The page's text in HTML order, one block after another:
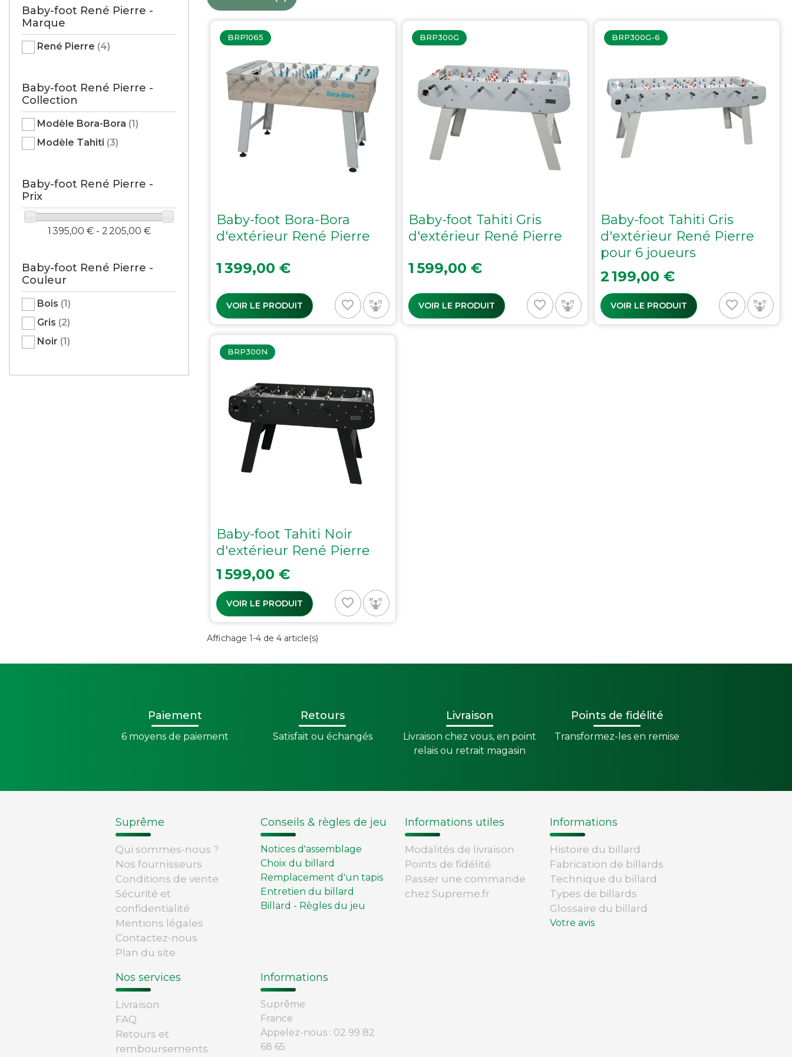
Loisir
Bancs et Tabourets
Support de Plateau
Américaines
Françaises
Pool
Snooker
Entrainement
Lots avec billes
Pétanque
Accessoires
ACCESSOIRES JOUEURS
Craies
Compteurs de points
MAINTENANCE ET ENTRETIEN
Brosses
Housses
Tapis
Pièces détachées
Chutes de tapis issues de fin de rouleaux
Baby-foot Supreme
Baby-foot René Pierre
Flipper
Boules
Sacoches
Planches et packs
Jeu Palets
Baby-foot René Pierre -
Marque
René Pierre (4)
Baby-foot René Pierre -
Collection
Modèle Bora-Bora (1)
Modèle Tahiti (3)
Baby-foot René Pierre -
Prix
1 395,00 € - 2 205,00 €
Baby-foot René Pierre -
Couleur
Bois (1)
Gris (2)
Noir (1)
BRP1065
Baby-foot Bora-Bora
d'extérieur René Pierre
Prix
1 399,00 €
VOIR LE PRODUIT favorite_border
BRP300G
Baby-foot Tahiti Gris
d'extérieur René Pierre
Prix
1 599,00 €
VOIR LE PRODUIT favorite_border
BRP300G-6
Baby-foot Tahiti Gris
d'extérieur René Pierre
pour 6 joueurs
Prix
2 199,00 €
VOIR LE PRODUIT favorite_border
BRP300N
Baby-foot Tahiti Noir
d'extérieur René Pierre
Prix
1 599,00 €
VOIR LE PRODUIT favorite_border
Affichage 1-4 de 4 article(s)
Paiement
6 moyens de paiement
Retours
Satisfait ou échangés
Livraison
Livraison chez vous, en point
relais ou retrait magasin
Points de fidélité
Transformez-les en remise
Suprême
Qui sommes-nous ?
Nos fournisseurs
Conditions de vente
Sécurité et
confidentialité
Mentions légales
Contactez-nous
Plan du site
Conseils & règles de jeu
Notices d'assemblage
Choix du billard
Remplacement d'un tapis
Entretien du billard
Billard - Règles du jeu
Informations utiles
Modalités de livraison
Points de fidélité
Passer une commande
chez Supreme.fr
Informations
Histoire du billard
Fabrication de billards
Technique du billard
Types de billards
Glossaire du billard
Votre avis
Nos services
Livraison
FAQ
Retours et
remboursements
Informations
Suprême
France
Appelez-nous : 02 99 82
68 65